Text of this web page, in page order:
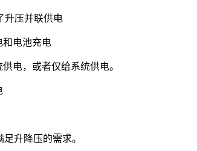
升压并联供电
和电池充电
电，或者仅给系统供电。
升降压的需求。